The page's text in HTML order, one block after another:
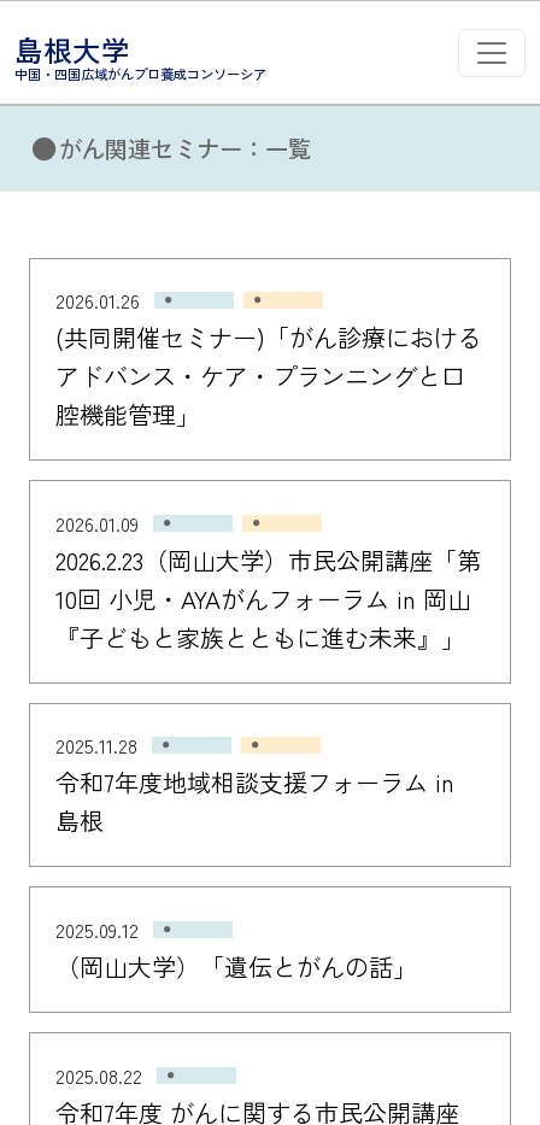
メインナビゲーション
島根大学
中国・四国広域がんプロ養成コンソーシア
がん関連セミナー：一覧
2026.01.26
(共同開催セミナー)「がん診療における
アドバンス・ケア・プランニングと口
腔機能管理」
2026.01.09
2026.2.23（岡山大学）市民公開講座「第
10回 小児・AYAがんフォーラム in 岡山
『子どもと家族とともに進む未来』」
2025.11.28
令和7年度地域相談支援フォーラム in
島根
2025.09.12
（岡山大学）「遺伝とがんの話」
2025.08.22
令和7年度 がんに関する市民公開講座